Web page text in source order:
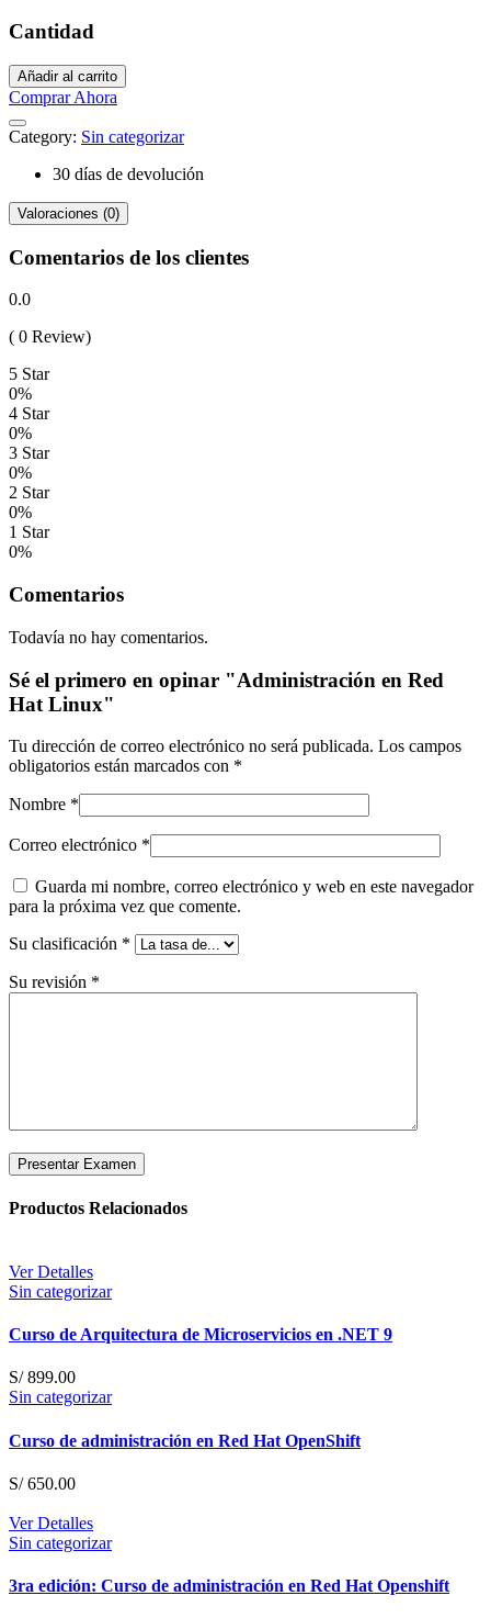
Cantidad
Añadir al carrito
Comprar Ahora
Category: Sin categorizar
30 días de devolución
Valoraciones (0)
Comentarios de los clientes
0.0
( 0 Review)
5 Star
0%
4 Star
0%
3 Star
0%
2 Star
0%
1 Star
0%
Comentarios
Todavía no hay comentarios.
Sé el primero en opinar "Administración en Red
Hat Linux"
Tu dirección de correo electrónico no será publicada. Los campos
obligatorios están marcados con *
Nombre *
Correo electrónico *
Guarda mi nombre, correo electrónico y web en este navegador
para la próxima vez que comente.
Su clasificación *
Su revisión *
Productos Relacionados
Ver Detalles
Sin categorizar
Curso de Arquitectura de Microservicios en .NET 9
S/899.00
Sin categorizar
Curso de administración en Red Hat OpenShift
S/650.00
Ver Detalles
Sin categorizar
3ra edición: Curso de administración en Red Hat Openshift